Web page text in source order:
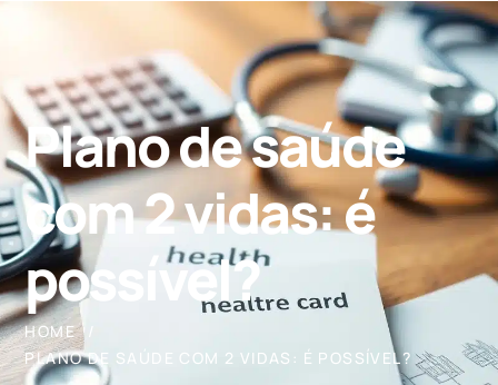
Plano de saúde
com 2 vidas: é
possível?
HOME
PLANO DE SAÚDE COM 2 VIDAS: É POSSÍVEL?